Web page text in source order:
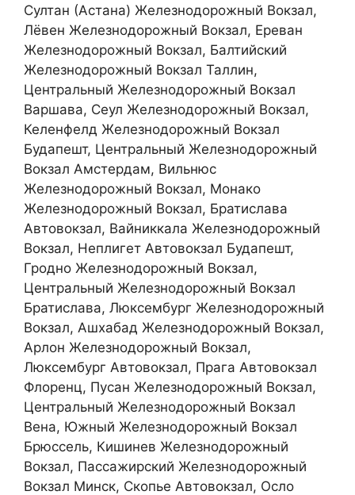
Султан (Астана) Железнодорожный Вокзал,
Лёвен Железнодорожный Вокзал, Ереван
Железнодорожный Вокзал, Балтийский
Железнодорожный Вокзал Таллин,
Центральный Железнодорожный Вокзал
Варшава, Сеул Железнодорожный Вокзал,
Келенфелд Железнодорожный Вокзал
Будапешт, Центральный Железнодорожный
Вокзал Амстердам, Вильнюс
Железнодорожный Вокзал, Монако
Железнодорожный Вокзал, Братислава
Автовокзал, Вайниккала Железнодорожный
Вокзал, Неплигет Автовокзал Будапешт,
Гродно Железнодорожный Вокзал,
Центральный Железнодорожный Вокзал
Братислава, Люксембург Железнодорожный
Вокзал, Ашхабад Железнодорожный Вокзал,
Арлон Железнодорожный Вокзал,
Люксембург Автовокзал, Прага Автовокзал
Флоренц, Пусан Железнодорожный Вокзал,
Центральный Железнодорожный Вокзал
Вена, Южный Железнодорожный Вокзал
Брюссель, Кишинев Железнодорожный
Вокзал, Пассажирский Железнодорожный
Вокзал Минск, Скопье Автовокзал, Осло